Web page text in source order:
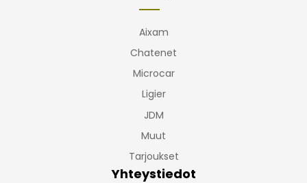
Aixam
Chatenet
Microcar
Ligier
JDM
Muut
Tarjoukset
Yhteystiedot